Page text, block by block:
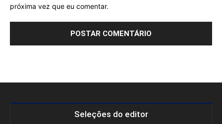
próxima vez que eu comentar.
Seleções do editor